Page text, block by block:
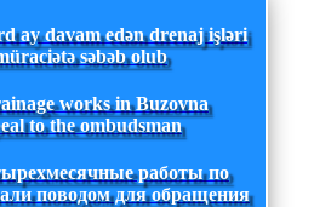
ay davam edən drenaj işləri
səbəb olub
works in Buzovna
to the ombudsman
работы по
поводом для обращения